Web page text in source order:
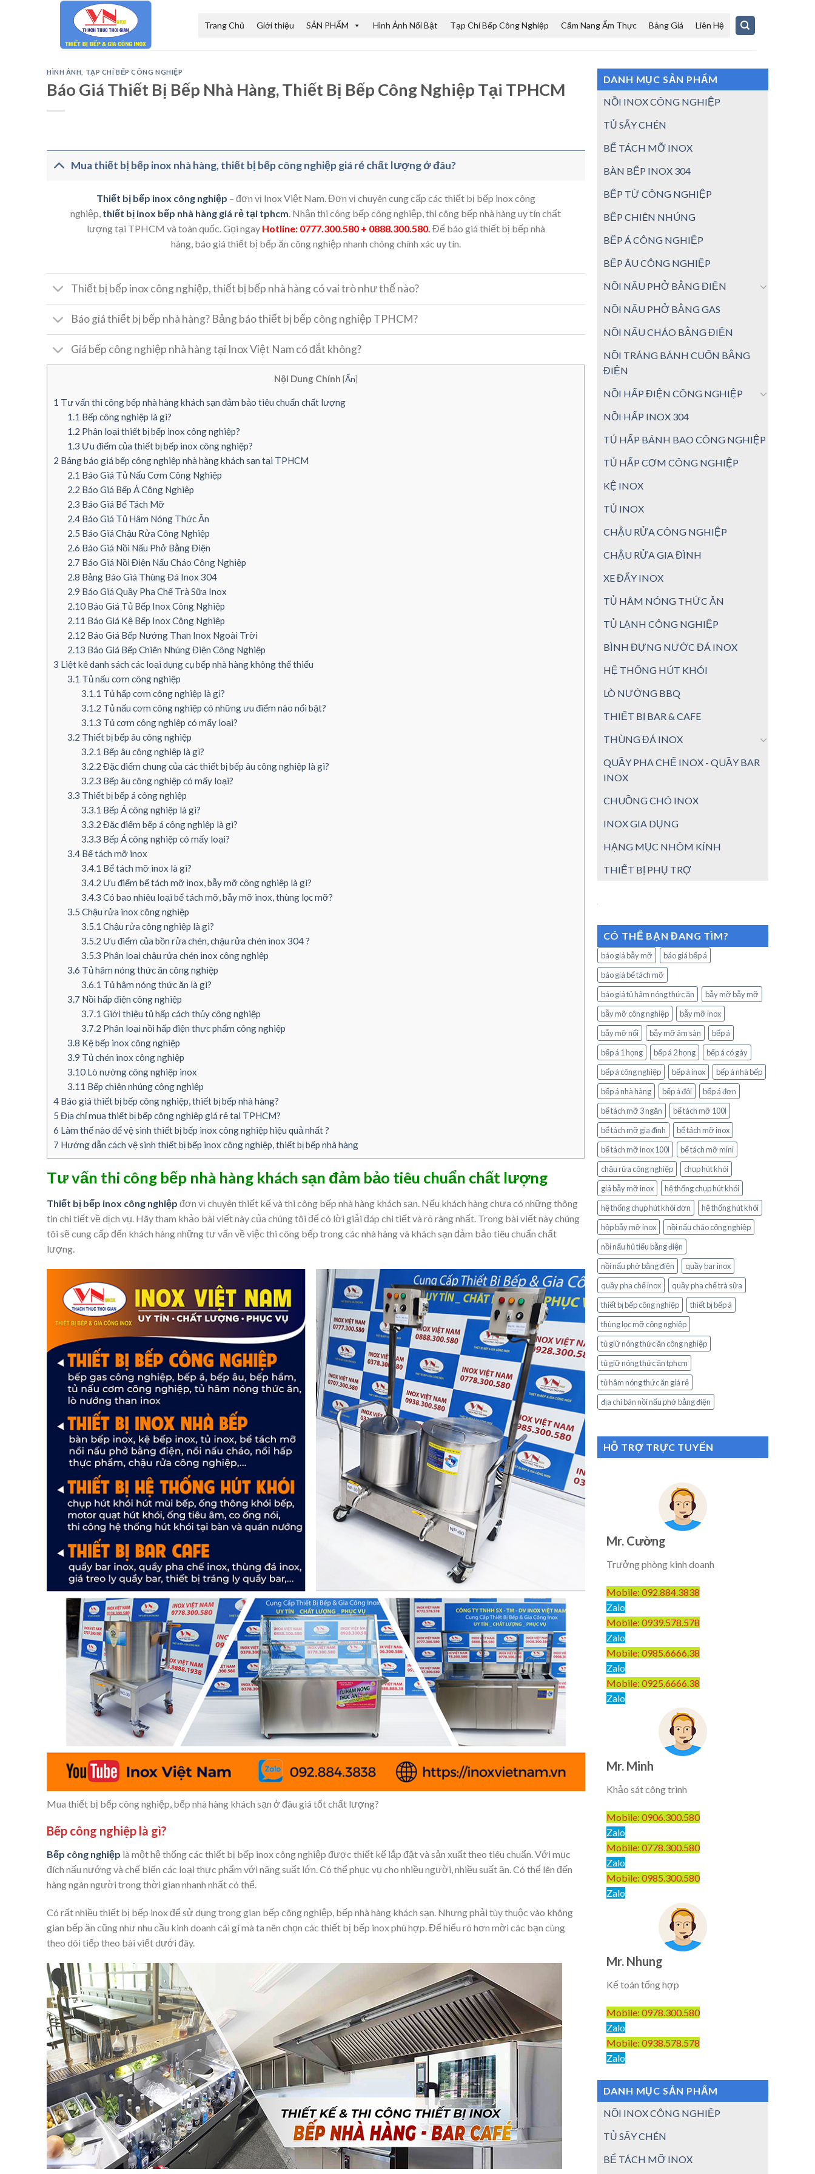
Trang Chủ Giới thiệu SẢN PHẨM Hình Ảnh Nổi Bật Tạp Chí Bếp Công Nghiệp Cẩm Nang Ẩm Thực Bảng Giá Liên Hệ
HÌNH ẢNH TẠP CHÍ BẾP CÔNG NGHIỆP
Báo Giá Thiết Bị Bếp Nhà Hàng, Thiết Bị Bếp Công Nghiệp Tại TPHCM
Mua thiết bị bếp inox nhà hàng, thiết bị bếp công nghiệp giá rẻ chất lượng ở đâu?
Thiết bị bếp inox công nghiệp – đơn vị Inox Việt Nam. Đơn vị chuyên cung cấp các thiết bị bếp inox công
nghiệp, thiết bị inox bếp nhà hàng giá rẻ tại tphcm . Nhận thi công bếp công nghiệp, thi công bếp nhà hàng uy tín chất
lượng tại TPHCM và toàn quốc. Gọi ngay Hotline: 0777.300.580 + 0888.300.580. Để báo giá thiết bị bếp nhà
hàng, báo giá thiết bị bếp ăn công nghiệp nhanh chóng chính xác uy tín.
Thiết bị bếp inox công nghiệp, thiết bị bếp nhà hàng có vai trò như thế nào?
Báo giá thiết bị bếp nhà hàng? Bảng báo thiết bị bếp công nghiệp TPHCM?
Giá bếp công nghiệp nhà hàng tại Inox Việt Nam có đắt không?
Nội Dung Chính [Ẩn]
1 Tư vấn thi công bếp nhà hàng khách sạn đảm bảo tiêu chuẩn chất lượng
1.1 Bếp công nghiệp là gì?
1.2 Phân loại thiết bị bếp inox công nghiệp?
1.3 Ưu điểm của thiết bị bếp inox công nghiệp?
2 Bảng báo giá bếp công nghiệp nhà hàng khách sạn tại TPHCM
2.1 Báo Giá Tủ Nấu Cơm Công Nghiệp
2.2 Báo Giá Bếp Á Công Nghiệp
2.3 Báo Giá Bể Tách Mỡ
2.4Báo Giá Tủ Hâm Nóng Thức Ăn
2.5 Báo Giá Chậu Rửa Công Nghiệp
2.6 Báo Giá Nồi Nấu Phở Bằng Điện
2.7 Báo Giá Nồi Điện Nấu Cháo Công Nghiệp
2.8 Bảng Báo Giá Thùng Đá Inox 304
2.9 Báo Giá Quầy Pha Chế Trà Sữa Inox
2.10Báo Giá Tủ Bếp Inox Công Nghiệp
2.11 Báo Giá Kệ Bếp Inox Công Nghiệp
2.12 Báo Giá Bếp Nướng Than Inox Ngoài Trời
2.13 Báo Giá Bếp Chiên Nhúng Điện Công Nghiệp
3 Liệt kê danh sách các loại dụng cụ bếp nhà hàng không thể thiếu
3.1 Tủ nấu cơm công nghiệp
3.1.1 Tủ hấp cơm công nghiệp là gì?
3.1.2 Tủ nấu cơm công nghiệp có những ưu điểm nào nổi bật?
3.1.3 Tủ cơm công nghiệp có mấy loại?
3.2 Thiết bị bếp âu công nghiệp
3.2.1 Bếp âu công nghiệp là gì?
3.2.2 Đặc điểm chung của các thiết bị bếp âu công nghiệp là gì?
3.2.3 Bếp âu công nghiệp có mấy loại?
3.3 Thiết bị bếp á công nghiệp
3.3.1 Bếp Á công nghiệp là gì?
3.3.2 Đặc điểm bếp á công nghiệp là gì?
3.3.3 Bếp Á công nghiệp có mấy loại?
3.4Bể tách mỡ inox
3.4.1 Bể tách mỡ inox là gì?
3.4.2 Ưu điểm bể tách mỡ inox, bẫy mỡ công nghiệp là gì?
3.4.3 Có bao nhiêu loại bể tách mỡ, bẫy mỡ inox, thùng lọc mỡ?
3.5 Chậu rửa inox công nghiệp
3.5.1 Chậu rửa công nghiệp là gì?
3.5.2 Ưu điểm của bồn rửa chén, chậu rửa chén inox 304 ?
3.5.3 Phân loại chậu rửa chén inox công nghiệp
3.6 Tủ hâm nóng thức ăn công nghiệp
3.6.1 Tủ hâm nóng thức ăn là gì?
3.7 Nồi hấp điện công nghiệp
3.7.1 Giới thiệu tủ hấp cách thủy công nghiệp
3.7.2 Phân loại nồi hấp điện thực phẩm công nghiệp
3.8 Kệ bếp inox công nghiệp
3.9 Tủ chén inox công nghiệp
3.10Lò nướng công nghiệp inox
3.11 Bếp chiên nhúng công nghiệp
4 Báo giá thiết bị bếp công nghiệp, thiết bị bếp nhà hàng?
5 Địa chỉ mua thiết bị bếp công nghiệp giá rẻ tại TPHCM?
6 Làm thế nào để vệ sinh thiết bị bếp inox công nghiệp hiệu quả nhất ?
7 Hướng dẫn cách vệ sinh thiết bị bếp inox công nghiệp, thiết bị bếp nhà hàng
Tư vấn thi công bếp nhà hàng khách sạn đảm bảo tiêu chuẩn chất lượng
Thiết bị bếp inox công nghiệp đơn vị chuyên thiết kế và thi công bếp nhà hàng khách sạn. Nếu khách hàng chưa có những thông
tin chi tiết về dịch vụ. Hãy tham khảo bài viết này của chúng tôi để có lời giải đáp chi tiết và rõ ràng nhất. Trong bài viết này chúng
tôi sẽ cung cấp đến khách hàng những tư vấn về việc thi công bếp trong các nhà hàng và khách sạn đảm bảo tiêu chuẩn chất
lượng.
Mua thiết bị bếp công nghiệp, bếp nhà hàng khách sạn ở đâu giá tốt chất lượng?
Bếp công nghiệp là gì?
Bếp công nghiệp là một hệ thống các thiết bị bếp inox công nghiệp được thiết kế lắp đặt và sản xuất theo tiêu chuẩn. Với mục
đích nấu nướng và chế biến các loại thực phẩm với năng suất lớn. Có thể phục vụ cho nhiều người, nhiều suất ăn. Có thể lên đến
hàng ngàn người trong thời gian nhanh nhất có thể.
Có rất nhiều thiết bị bếp inox để sử dụng trong gian bếp công nghiệp, bếp nhà hàng khách sạn. Nhưng phải tùy thuộc vào không
gian bếp ăn cũng như nhu cầu kinh doanh cái gì mà ta nên chọn các thiết bị bếp inox phù hợp. Để hiểu rõ hơn mời các bạn cùng
theo dõi tiếp theo bài viết dưới đây.
DANH MỤC SẢN PHẨM
NỒI INOX CÔNG NGHIỆP
TỦ SẤY CHÉN
BỂ TÁCH MỠ INOX
BÀN BẾP INOX 304
BẾP TỪ CÔNG NGHIỆP
BẾP CHIÊN NHÚNG
BẾP Á CÔNG NGHIỆP
BẾP ÂU CÔNG NGHIỆP
NỒI NẤU PHỞ BẰNG ĐIỆN
NỒI NẤU PHỞ BẰNG GAS
NỒI NẤU CHÁO BẰNG ĐIỆN
NỒI TRÁNG BÁNH CUỐN BẰNG
ĐIỆN
NỒI HẤP ĐIỆN CÔNG NGHIỆP
NỒI HẤP INOX 304
TỦ HẤP BÁNH BAO CÔNG NGHIỆP
TỦ HẤP CƠM CÔNG NGHIỆP
KỆ INOX
TỦ INOX
CHẬU RỬA CÔNG NGHIỆP
CHẬU RỬA GIA ĐÌNH
XE ĐẨY INOX
TỦ HÂM NÓNG THỨC ĂN
TỦ LẠNH CÔNG NGHIỆP
BÌNH ĐỰNG NƯỚC ĐÁ INOX
HỆ THỐNG HÚT KHÓI
LÒ NƯỚNG BBQ
THIẾT BỊ BAR & CAFE
THÙNG ĐÁ INOX
QUẦY PHA CHẾ INOX - QUẦY BAR
INOX
CHUỒNG CHÓ INOX
INOX GIA DỤNG
HẠNG MỤC NHÔM KÍNH
THIẾT BỊ PHỤ TRỢ
CÓ THỂ BẠN ĐANG TÌM?
báo giá bẫy mỡ
báo giá bếp á
báo giá bể tách mỡ
báo giá tủ hâm nóng thức ăn
bẫy mỡ bẫy mỡ
bẫy mỡ công nghiệp
bẫy mỡ inox
bẫy mỡ nổi
bẫy mỡ âm sàn
bếp á
bếp á 1 họng
bếp á 2 họng
bếp á có gáy
bếp á công nghiệp
bếp á inox
bếp á nhà bếp
bếp á nhà hàng
bếp á đôi
bếp á đơn
bể tách mỡ 3 ngăn
bể tách mỡ 100l
bể tách mỡ gia đình
bể tách mỡ inox
bể tách mỡ inox 100l
bể tách mỡ mini
chậu rửa công nghiệp
chụp hút khói
giá bẫy mỡ inox
hệ thống chụp hút khói
hệ thống chụp hút khói đơn
hệ thống hút khói
hộp bẫy mỡ inox
nồi nấu cháo công nghiệp
nồi nấu hủ tiếu bằng điện
nồi nấu phở bằng điện
quầy bar inox
quầy pha chế inox
quầy pha chế trà sữa
thiết bị bếp công nghiệp
thiết bị bếp á
thùng lọc mỡ công nghiệp
tủ giữ nóng thức ăn công nghiệp
tủ giữ nóng thức ăn tphcm
tủ hâm nóng thức ăn giá rẻ
địa chỉ bán nồi nấu phở bằng điện
HỖ TRỢ TRỰC TUYẾN
Mr. Cường
Trưởng phòng kinh doanh
Mobile: 092.884.3838
Zalo
Mobile: 0939.578.578
Zalo
Mobile: 0985.6666.38
Zalo
Mobile: 0925.6666.38
Zalo
Mr. Minh
Khảo sát công trình
Mobile: 0906.300.580
Zalo
Mobile: 0778.300.580
Zalo
Mobile: 0985.300.580
Zalo
Mr. Nhung
Kế toán tổng hợp
Mobile: 0978.300.580
Zalo
Mobile: 0938.578.578
Zalo
DANH MỤC SẢN PHẨM
NỒI INOX CÔNG NGHIỆP
TỦ SẤY CHÉN
BỂ TÁCH MỠ INOX